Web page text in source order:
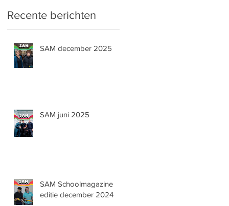
Recente berichten
SAM december 2025
SAM juni 2025
SAM Schoolmagazine
editie december 2024